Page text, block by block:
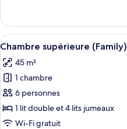
sur
la
mer
Chambre
double,
vue
la
mer
Afficher
toutes
les
photos
pour
ce
type
1
Chambre supérieure (Family)
45 m²
1 chambre
6 personnes
1 lit double et 4 lits jumeaux
Wi-Fi gratuit